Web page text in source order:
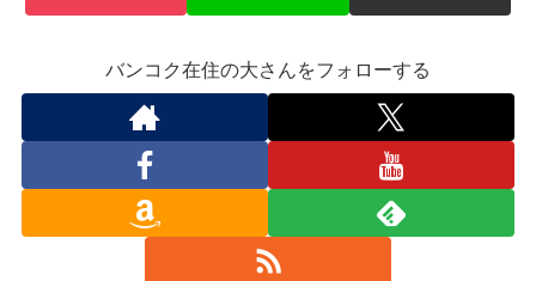
バンコク在住の大さんをフォローする